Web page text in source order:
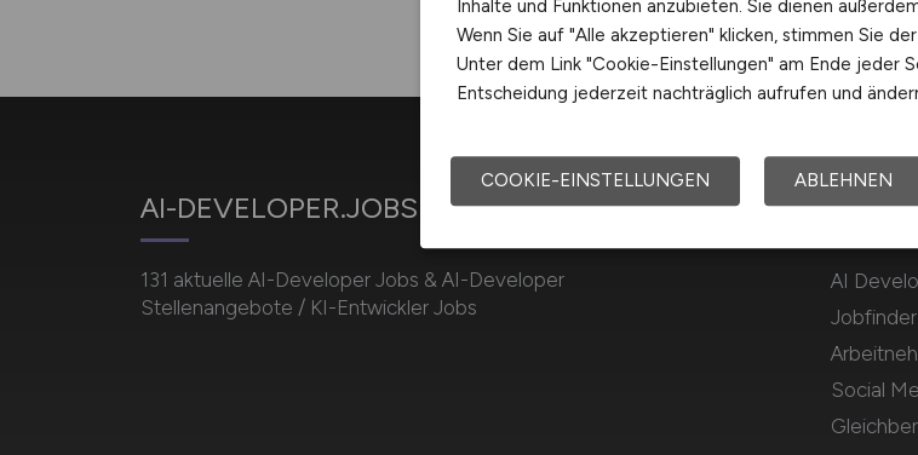
AI-DEVELOPER.JOBS
131 aktuelle AI-Developer Jobs & AI-Developer
Stellenangebote / KI-Entwickler Jobs
Für
AI
Jobfinder
Social
Inhalte und Funktionen anzubieten. Sie dienen
Wenn Sie auf "Alle akzeptieren" klicken, stimmen Sie
Unter dem Link "Cookie-Einstellungen" am Ende jeder
Entscheidung jederzeit nachträglich aufrufen und
COOKIE-EINSTELLUNGEN ABLEHNEN